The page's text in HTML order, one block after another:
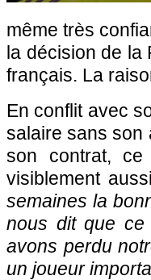
même très
la décision de la
français. La
En conflit avec
salaire sans son
son contrat,
visiblement
semaines la
nous dit que ce
avons perdu
un joueur